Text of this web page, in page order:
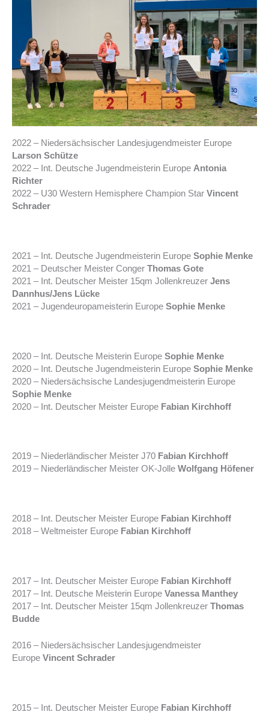
2022 – Niedersächsischer Landesjugendmeister Europe
Larson Schütze
2022 – Int. Deutsche Jugendmeisterin Europe Antonia
Richter
2022 – U30 Western Hemisphere Champion Star Vincent
Schrader
2021 – Int. Deutsche Jugendmeisterin Europe Sophie Menke
2021 – Deutscher Meister Conger Thomas Gote
2021 – Int. Deutscher Meister 15qm Jollenkreuzer Jens
Dannhus/Jens Lücke
2021 – Jugendeuropameisterin Europe Sophie Menke
2020 – Int. Deutsche Meisterin Europe Sophie Menke
2020 – Int. Deutsche Jugendmeisterin Europe Sophie Menke
2020 – Niedersächsische Landesjugendmeisterin Europe
Sophie Menke
2020 – Int. Deutscher Meister Europe Fabian Kirchhoff
2019 – Niederländischer Meister J70 Fabian Kirchhoff
2019 – Niederländischer Meister OK-Jolle Wolfgang Höfener
2018 – Int. Deutscher Meister Europe Fabian Kirchhoff
2018 – Weltmeister Europe Fabian Kirchhoff
2017 – Int. Deutscher Meister Europe Fabian Kirchhoff
2017 – Int. Deutsche Meisterin Europe Vanessa Manthey
2017 – Int. Deutscher Meister 15qm Jollenkreuzer Thomas
Budde
2016 – Niedersächsischer Landesjugendmeister
Europe Vincent Schrader
2015 – Int. Deutscher Meister Europe Fabian Kirchhoff